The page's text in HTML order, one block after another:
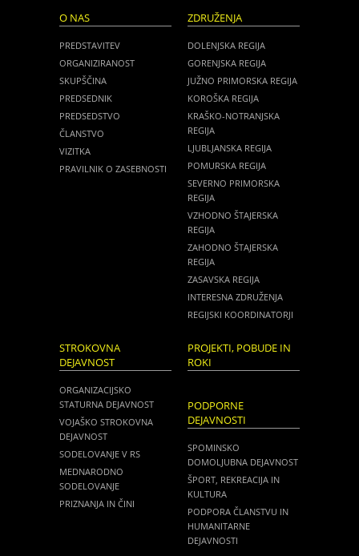
O NAS
PREDSTAVITEV
ORGANIZIRANOST
SKUPŠČINA
PREDSEDNIK
PREDSEDSTVO
ČLANSTVO
VIZITKA
PRAVILNIK O ZASEBNOSTI
ZDRUŽENJA
DOLENJSKA REGIJA
GORENJSKA REGIJA
JUŽNO PRIMORSKA REGIJA
KOROŠKA REGIJA
KRAŠKO-NOTRANJSKA
REGIJA
LJUBLJANSKA REGIJA
POMURSKA REGIJA
SEVERNO PRIMORSKA
REGIJA
VZHODNO ŠTAJERSKA
REGIJA
ZAHODNO ŠTAJERSKA
REGIJA
ZASAVSKA REGIJA
INTERESNA ZDRUŽENJA
REGIJSKI KOORDINATORJI
STROKOVNA
DEJAVNOST
ORGANIZACIJSKO
STATURNA DEJAVNOST
VOJAŠKO STROKOVNA
DEJAVNOST
SODELOVANJE V RS
MEDNARODNO
SODELOVANJE
PRIZNANJA IN ČINI
PROJEKTI, POBUDE IN
ROKI
PODPORNE
DEJAVNOSTI
SPOMINSKO
DOMOLJUBNA DEJAVNOST
ŠPORT, REKREACIJA IN
KULTURA
PODPORA ČLANSTVU IN
HUMANITARNE
DEJAVNOSTI